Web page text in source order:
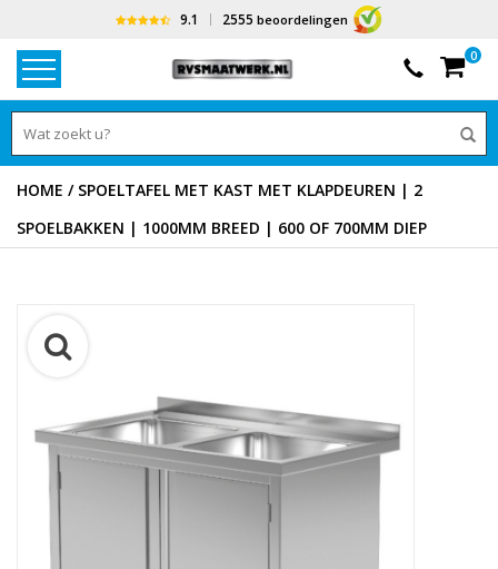
9.1 2555 beoordelingen
0
HOME / SPOELTAFEL MET KAST MET KLAPDEUREN | 2
SPOELBAKKEN | 1000MM BREED | 600 OF 700MM DIEP